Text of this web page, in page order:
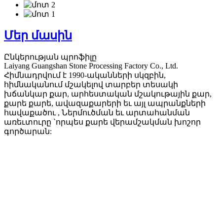
Մեր մասին
Ընկերության պրոֆիլը
Laiyang Guangshan Stone Processing Factory Co., Ltd.
Հիմնադրվում է 1990-ականների սկզբին,
հիմնականում մշակելով տարբեր տեսակի
խճանկար քար, արհեստական ​​մշակութային քար,
քարե քարե, ավազաքարերի եւ այլ ապրանքների
հավաքածու , Ներմուծման եւ արտահանման
առեւտուրը `որպես քարե վերամշակման խոշոր
գործարան: